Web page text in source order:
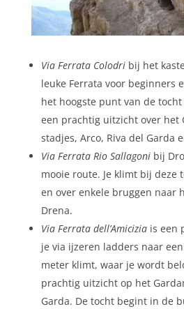
Via Ferrata Colodribij het
leuke Ferrata voor beginners
het hoogste punt van de
een prachtig uitzicht over het
stadjes, Arco, Riva del Garda
Via Ferrata Rio Sallagonibij Dro
mooie route. Je klimt bij deze
en over enkele bruggen naar
Drena.
Via Ferrata dell’Amiciziais een
je via ijzeren ladders naar
meter klimt, waar je wordt
prachtig uitzicht op het
Garda. De tocht begint in de